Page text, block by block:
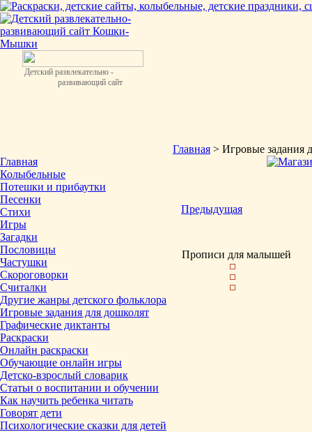
Детский развлекательно -
развивающий сайт
Главная
Колыбельные
Потешки и прибаутки
Песенки
Стихи
Игры
Загадки
Пословицы
Частушки
Скороговорки
Считалки
Другие жанры детского фольклора
Игровые задания для дошколят
Графические диктанты
Раскраски
Онлайн раскраски
Обучающие онлайн игры
Детско-взрослый словарик
Статьи о воспитании и обучении
Как научить ребенка читать
Говорят дети
Психологические сказки для детей
Главная > Игровые задания
Предыдущая
Прописи для малышей